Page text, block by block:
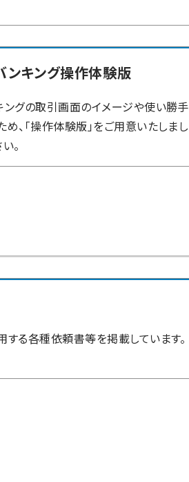
ンキング操作体験版
ングの取引画面のイメージや使い勝手
、「操作体験版」をご用意いたしまし
。
する各種依頼書等を掲載しています。